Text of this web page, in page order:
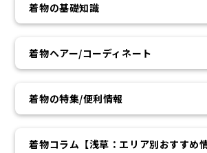
着物の基礎知識
着物ヘアー/コーディネート
着物の特集/便利情報
着物コラム【浅草：エリア別おすすめ情